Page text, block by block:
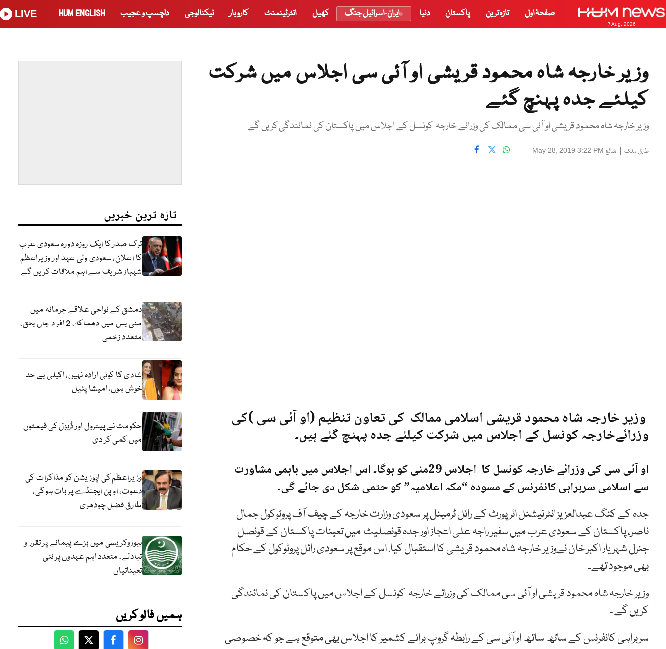
7 Aug, 2026
صفحۂ اول تازہ ترین پاکستان دنیا ایران-اسرائیل جنگ کھیل انٹرٹینمنٹ کاروبار ٹیکنالوجی دلچسپ و عجیب HUM ENGLISH
LIVE
وزیر خارجہ شاہ محمود قریشی او آئی سی اجلاس میں شرکت
کیلئے جدہ پہنچ گئے
وزیر خارجہ شاہ محمود قریشی او آئی سی ممالک کی وزرائے خارجہ کونسل کے اجلاس میں پاکستان کی نمائندگی کریں گے
طارق ملک | شائع May 28, 2019 3:22 PM
وزیر خارجہ شاہ محمود قریشی اسلامی ممالک کی تعاون تنظیم (او آئی سی )کی
وزرائےخارجہ کونسل کے اجلاس میں شرکت کیلئے جدہ پہنچ گئے ہیں۔
او آئی سی کی وزرائے خارجہ کونسل کا اجلاس 29مئی کو ہوگا۔ اس اجلاس میں باہمی مشاورت
سے اسلامی سربراہی کانفرنس کے مسودہ “مکہ اعلامیہ” کو حتمی شکل دی جائے گی۔
جدہ کے کنگ عبدالعزیز انٹرنیشنل ائرپورٹ کے رائل ٹرمینل پر سعودی وزارت خارجہ کے چیف آف پروٹوکول جمال
ناصر، پاکستان کے سعودی عرب میں سفیر راجہ علی اعجاز اور جدہ قونصلیٹ میں تعینات پاکستان کے قونصل
جنرل شہریار اکبر خان نےوزیر خارجہ شاہ محمود قریشی کا استقبال کیا، اس موقع پر سعودی رائل پروٹوکول کے حکام
بھی موجود تھے۔
وزیر خارجہ شاہ محمود قریشی او آئی سی ممالک کی وزرائے خارجہ کونسل کے اجلاس میں پاکستان کی نمائندگی
کریں گے ۔
سربراہی کانفرنس کے ساتھ ساتھ او آئی سی کے رابطہ گروپ برائے کشمیر کا اجلاس بھی متوقع ہے جو کہ خصوصی
تازہ ترین خبریں
ترک صدر کا ایک روزہ دورہ سعودی عرب
کا اعلان، سعودی ولی عہد اور وزیراعظم
شہباز شریف سے اہم ملاقات کریں گے
دمشق کے نواحی علاقے جرمانہ میں
منی بس میں دھماکہ، 2 افراد جاں بحق،
متعدد زخمی
شادی کا کوئی ارادہ نہیں، اکیلی بے حد
خوش ہوں، امیشا پٹیل
حکومت نے پیٹرول اور ڈیزل کی قیمتوں
میں کمی کر دی
وزیراعظم کی اپوزیشن کو مذاکرات کی
دعوت، اوپن ایجنڈے پر بات ہوگی،
طارق فضل چودھری
بیوروکریسی میں بڑے پیمانے پر تقرر و
تبادلے، متعدد اہم عہدوں پر نئی
تعیناتیاں
ہمیں فالو کریں